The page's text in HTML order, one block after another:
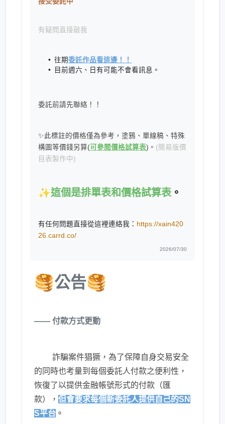
有疑問直接敲我
往期委託作品看這邊！！
目前週六、日有可能不會看訊息。
委託前請先聯絡！！
✨此標註的價格僅為參考，塗鴉、單線稿、特殊
構圖等價錢另算(可參閱價格試算表)。 (簡易版價
目表製作中)
✨這個是排單表和價格試算表。
有任何問題直接從這裡連絡我： https://xain420
26.carrd.co/
2026/07/30
🥞公告🥞
—— 付款方式更動
詐騙案件猖獗，為了保障自身交易安全
的同時也考量到每個委託人付款之便利性，
恢復了以提供金融帳號形式的付款（匯
款）， 但會要求每個新委託人提供自己的SN
S平台 。